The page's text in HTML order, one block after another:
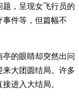
，呈现女飞行员的
件等，但篇幅不
的眼睛却突然出问
大团圆结局。许多
进入大结局。